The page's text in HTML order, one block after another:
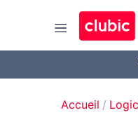
Accueil